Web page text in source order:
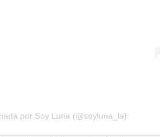
por Soy Luna (@soyluna_la)